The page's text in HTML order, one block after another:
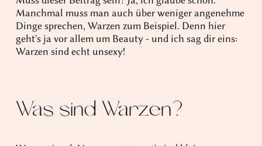
Manchmal muss man auch über weniger angenehme
Dinge sprechen, Warzen zum Beispiel. Denn hier
geht's ja vor allem um Beauty - und ich sag dir eins:
Warzen sind echt unsexy!
Was sind Warzen?